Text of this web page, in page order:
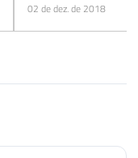
02 de dez. de 2018